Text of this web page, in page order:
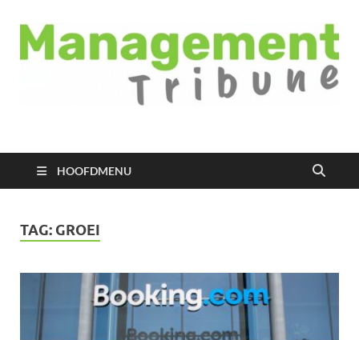
Managementtribune
HOOFDMENU
TAG: GROEI